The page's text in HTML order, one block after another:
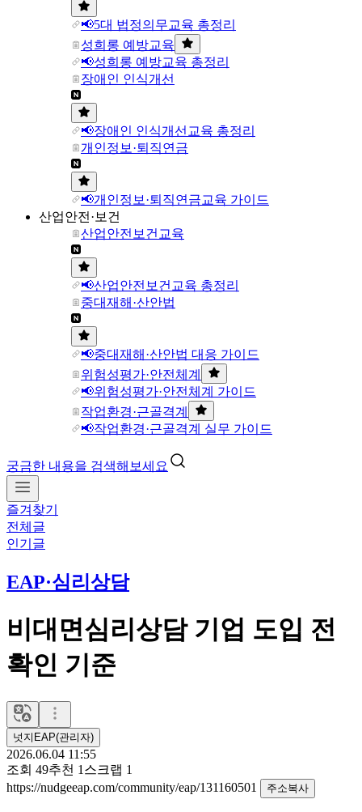
📢5대 법정의무교육 총정리
성희롱 예방교육
📢성희롱 예방교육 총정리
장애인 인식개선
📢장애인 인식개선교육 총정리
개인정보·퇴직연금
📢개인정보·퇴직연금교육 가이드
산업안전·보건
산업안전보건교육
📢산업안전보건교육 총정리
중대재해·산안법
📢중대재해·산안법 대응 가이드
위험성평가·안전체계
📢위험성평가·안전체계 가이드
작업환경·근골격계
📢작업환경·근골격계 실무 가이드
궁금한 내용을 검색해보세요
즐겨찾기
전체글
인기글
EAP·심리상담
비대면심리상담 기업 도입 전
확인 기준
넛지EAP(관리자)
2026.06.04 11:55
조회 49추천 1 스크랩 1
https://nudgeeap.com/community/eap/131160501
주소복사